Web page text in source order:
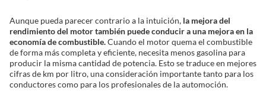
Aunque pueda parecer contrario a la intuición, la mejora del
rendimiento del motor también puede conducir a una mejora en la
economía de combustible.Cuando el motor quema el combustible
de forma más completa y eficiente, necesita menos gasolina para
producir la misma cantidad de potencia. Esto se traduce en mejores
cifras de km por litro, una consideración importante tanto para los
conductores como para los profesionales de la automoción.